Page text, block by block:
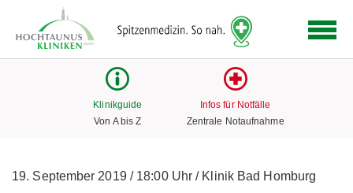
Link
zur
Klinikguide
Von A bis Z
Infos für Notfälle
Zentrale Notaufnahme
19. September 2019 /18:00 Uhr/Klinik Bad Homburg